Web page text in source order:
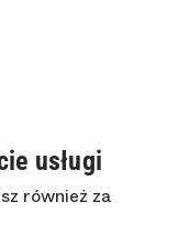
usługi
również za